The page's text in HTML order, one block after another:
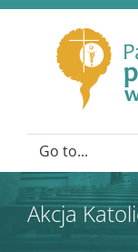
Go to...
Akcja